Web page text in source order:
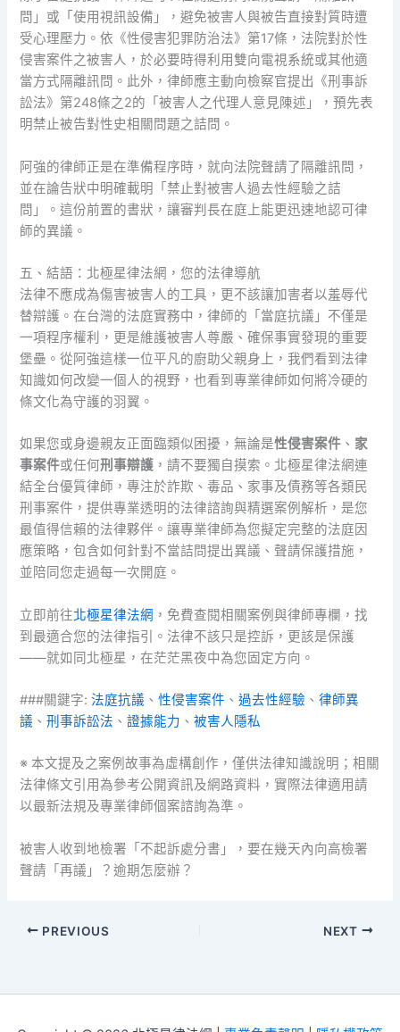
問」或「使用視訊設備」，避免被害人與被告直接對質時遭
受心理壓力。依《性侵害犯罪防治法》第17條，法院對於性
侵害案件之被害人，於必要時得利用雙向電視系統或其他適
當方式隔離訊問。此外，律師應主動向檢察官提出《刑事訴
訟法》第248條之2的「被害人之代理人意見陳述」，預先表
明禁止被告對性史相關問題之詰問。
阿強的律師正是在準備程序時，就向法院聲請了隔離訊問，
並在論告狀中明確載明「禁止對被害人過去性經驗之詰
問」。這份前置的書狀，讓審判長在庭上能更迅速地認可律
師的異議。
五、結語：北極星律法網，您的法律導航
法律不應成為傷害被害人的工具，更不該讓加害者以羞辱代
替辯護。在台灣的法庭實務中，律師的「當庭抗議」不僅是
一項程序權利，更是維護被害人尊嚴、確保事實發現的重要
堡壘。從阿強這樣一位平凡的廚助父親身上，我們看到法律
知識如何改變一個人的視野，也看到專業律師如何將冷硬的
條文化為守護的羽翼。
如果您或身邊親友正面臨類似困擾，無論是性侵害案件 、 家
事案件或任何刑事辯護 ，請不要獨自摸索。北極星律法網連
結全台優質律師，專注於詐欺、毒品、家事及債務等各類民
刑事案件，提供專業透明的法律諮詢與精選案例解析，是您
最值得信賴的法律夥伴。讓專業律師為您擬定完整的法庭因
應策略，包含如何針對不當詰問提出異議、聲請保護措施，
並陪同您走過每一次開庭。
立即前往北極星律法網 ，免費查閱相關案例與律師專欄，找
到最適合您的法律指引。法律不該只是控訴，更該是保護
——就如同北極星，在茫茫黑夜中為您固定方向。
###關鍵字:法庭抗議 、性侵害案件 、過去性經驗 、律師異
議 、刑事訴訟法 、證據能力 、被害人隱私
※ 本文提及之案例故事為虛構創作，僅供法律知識說明；相關
法律條文引用為參考公開資訊及網路資料，實際法律適用請
以最新法規及專業律師個案諮詢為準。
被害人收到地檢署「不起訴處分書」，要在幾天內向高檢署
聲請「再議」？逾期怎麼辦？
PREVIOUS NEXT